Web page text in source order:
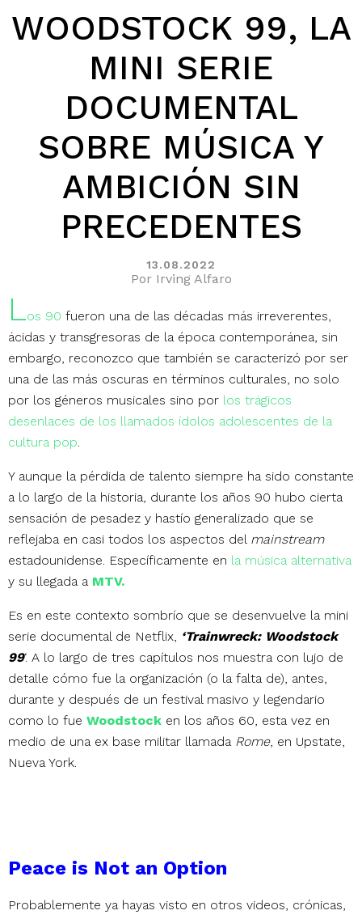
WOODSTOCK 99, LA
MINI SERIE
DOCUMENTAL
SOBRE MÚSICA Y
AMBICIÓN SIN
PRECEDENTES
13.08.2022
Por Irving Alfaro
Los 90 fueron una de las décadas más irreverentes,
ácidas y transgresoras de la época contemporánea, sin
embargo, reconozco que también se caracterizó por ser
una de las más oscuras en términos culturales, no solo
por los géneros musicales sino por los trágicos
desenlaces de los llamados ídolos adolescentes de la
cultura pop.
Y aunque la pérdida de talento siempre ha sido constante
a lo largo de la historia, durante los años 90 hubo cierta
sensación de pesadez y hastío generalizado que se
reflejaba en casi todos los aspectos del mainstream
estadounidense. Específicamente en la música alternativa
y su llegada a MTV.
Es en este contexto sombrío que se desenvuelve la mini
serie documental de Netflix, ‘Trainwreck: Woodstock
99‘. A lo largo de tres capítulos nos muestra con lujo de
detalle cómo fue la organización (o la falta de), antes,
durante y después de un festival masivo y legendario
como lo fue Woodstock en los años 60, esta vez en
medio de una ex base militar llamada Rome, en Upstate,
Nueva York.
Peace is Not an Option
Probablemente ya hayas visto en otros videos, crónicas,